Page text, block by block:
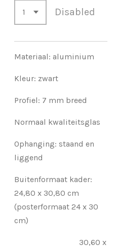
Disabled
Materiaal: aluminium
Kleur: zwart
Profiel: 7 mm breed
Normaal kwaliteitsglas
Ophanging: staand en
liggend
Buitenformaat kader:
24,80 x 30,80 cm
(posterformaat 24 x 30
cm)
30,60 x